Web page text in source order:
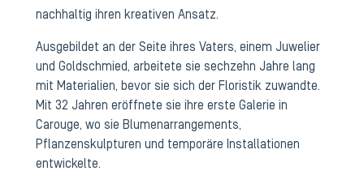
nachhaltig ihren kreativen Ansatz.
Ausgebildet an der Seite ihres Vaters, einem Juwelier
und Goldschmied, arbeitete sie sechzehn Jahre lang
mit Materialien, bevor sie sich der Floristik zuwandte.
Mit 32 Jahren eröffnete sie ihre erste Galerie in
Carouge, wo sie Blumenarrangements,
Pflanzenskulpturen und temporäre Installationen
entwickelte.